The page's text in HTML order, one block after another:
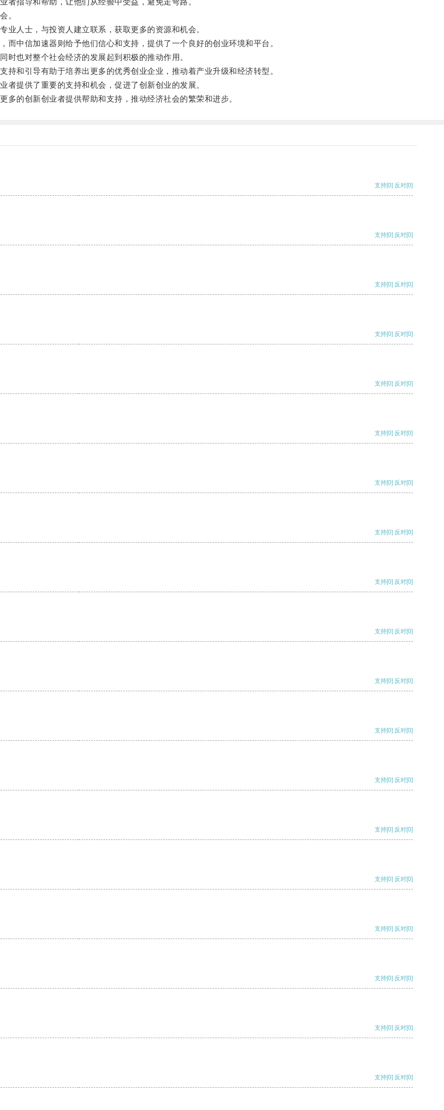
指导和帮助，让他们从经验中受益，避免走弯路。
。
人士，与投资人建立联系，获取更多的资源和机会。
信加速器则给予他们信心和支持，提供了一个良好的创业环境和平台。
也对整个社会经济的发展起到积极的推动作用。
引导有助于培养出更多的优秀创业企业，推动着产业升级和经济转型。
提供了重要的支持和机会，促进了创新创业的发展。
的创新创业者提供帮助和支持，推动经济社会的繁荣和进步。
支持[0] 反对[0]
支持[0] 反对[0]
支持[0] 反对[0]
支持[0] 反对[0]
支持[0] 反对[0]
支持[0] 反对[0]
支持[0] 反对[0]
支持[0] 反对[0]
支持[0] 反对[0]
支持[0] 反对[0]
支持[0] 反对[0]
支持[0] 反对[0]
支持[0] 反对[0]
支持[0] 反对[0]
支持[0] 反对[0]
支持[0] 反对[0]
支持[0] 反对[0]
支持[0] 反对[0]
支持[0] 反对[0]